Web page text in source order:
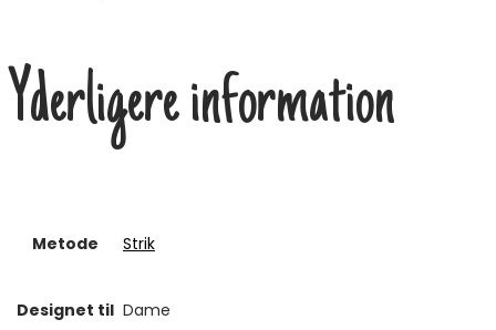
Yderligere information
Metode Strik
Designet til Dame